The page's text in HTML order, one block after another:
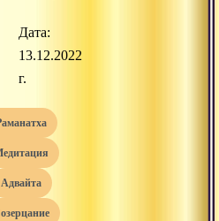
Дата:
13.12.2022
г.
раманатха
медитация
адвайта
созерцание